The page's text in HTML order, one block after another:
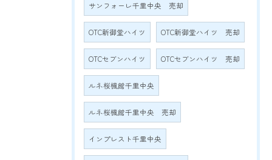
サンフォーレ千里中央 売却
OTC新御堂ハイツ OTC新御堂ハイツ 売却
OTCセブンハイツ OTCセブンハイツ 売却
ルネ桜楓館千里中央
ルネ桜楓館千里中央 売却
インプレスト千里中央